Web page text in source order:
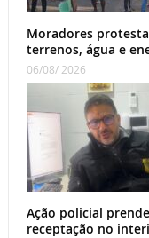
Moradores
terrenos, água e
06/08/ 2026
Ação policial
receptação no